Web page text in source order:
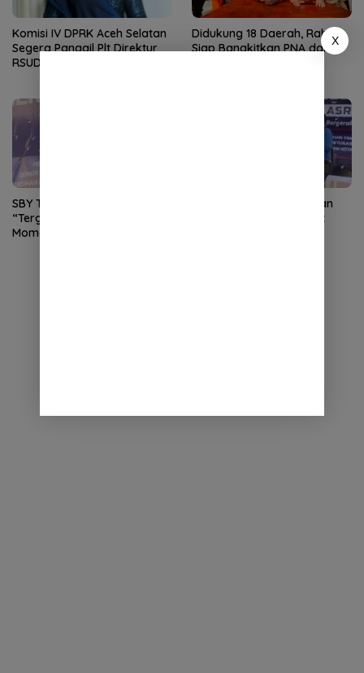
Komisi IV DPRK Aceh Selatan
Segera Panggil Plt Direktur
RSUD Yuliddin Away
Didukung 18 Daerah, Rahul
Siap Bangkitkan PNA dari
SBY Terharu Melihat Aceh
“Tergugu”, Puisi Din Saja Jadi
Momen Paling Mengharukan
Pelukis Salaudin Serahkan
Lukisan “Gerakan Langit
X